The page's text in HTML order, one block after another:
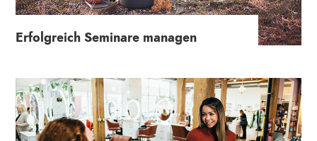
Erfolgreich Seminare managen